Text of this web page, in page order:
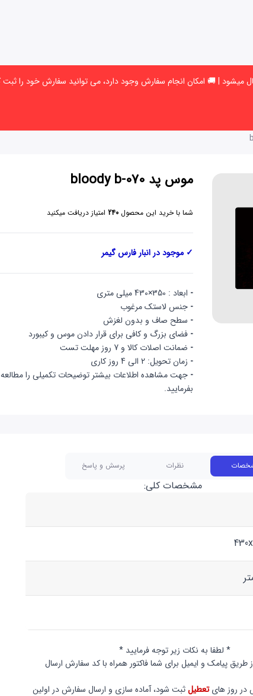
موس پد bloody b-070
شما با خرید این محصول 240امتیاز دریافت میکنید
✓ موجود در انبار فارس گیمر
- ابعاد : 350×430 میلی متری
- جنس لاستک مرغوب
- سطح صاف و بدون لغزش
- فضای بزرگ و کافی برای قرار دادن موس و کیبورد
- ضمانت اصلات کالا و 7 روز مهلت تست
- زمان تحویل: 2 الی 4 روز کاری
- جهت مشاهده اطلاعات بیشتر توضیحات تکمیلی را مطالعه
بفرمایید.
نظرات پرسش و پاسخ
مشخصات کلی:
* لطفا به نکات زیر توجه فرمایید *
پیامک و ایمیل برای شما فاکتور همراه با کد سفارش ارسال
در روز هایتعطیلثبت شود، آماده سازی و ارسال سفارش در اولین